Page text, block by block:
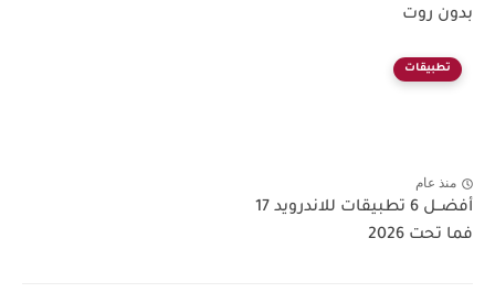
بدون روت
تطبيقات
منذ عام
أفضــل 6 تطبيقات للاندرويد 17
فما تحت 2026